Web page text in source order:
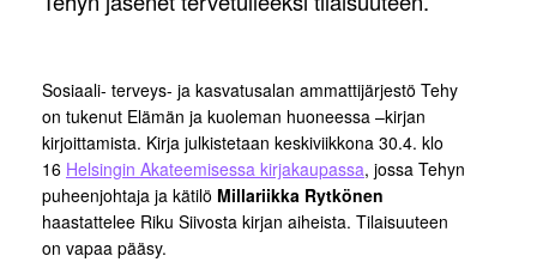
Sosiaali- terveys- ja kasvatusalan ammattijärjestö Tehy
on tukenut Elämän ja kuoleman huoneessa –kirjan
kirjoittamista. Kirja julkistetaan keskiviikkona 30.4. klo
16 Helsingin Akateemisessa kirjakaupassa, jossa Tehyn
puheenjohtaja ja kätilö Millariikka Rytkönen
haastattelee Riku Siivosta kirjan aiheista. Tilaisuuteen
on vapaa pääsy.